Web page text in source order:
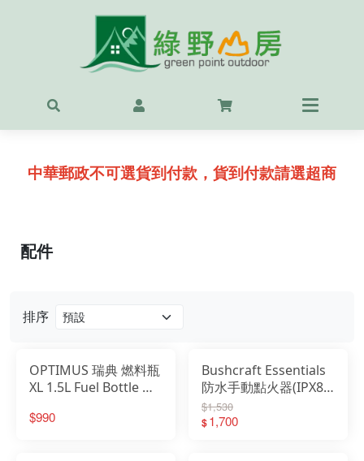
中華郵政不可選貨到付款，貨到付款請選超商
排序
OPTIMUS 瑞典 燃料瓶
XL 1.5L Fuel Bottle 汽
OP8019463
$990
Bushcraft Essentials
防水手動點火器(IPX8)
BE Fire Piston BCE-
032
$1,530
$1,700
配件